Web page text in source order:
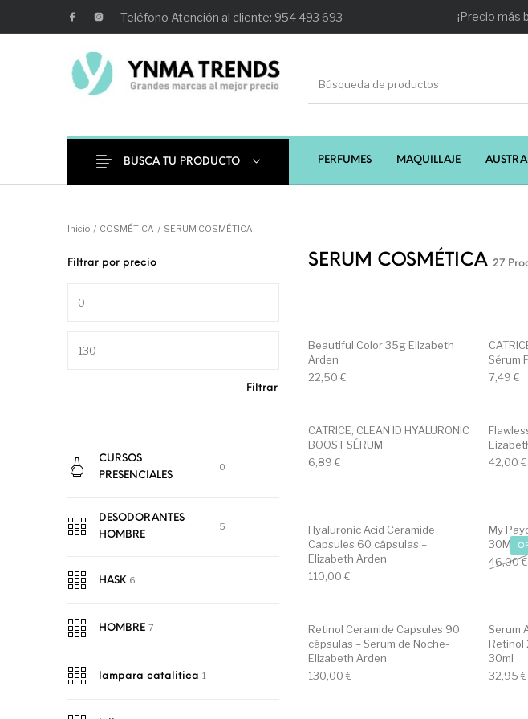
Teléfono Atención al cliente: 954 493 693 ¡Precio más
PERFUMES MAQUILLAJE
BUSCA TU PRODUCTO
AUSTRALIAN GOLD AUTOBRONCEADORES CABELLO
MAQUILLAJE Mobiliario Peluquería MODA
Inicio / COSMÉTICA / SERUM COSMÉTICA
Filtrar por precio
Filtrar
CURSOS
PRESENCIALES
0
DESODORANTES
HOMBRE
5
HASK 6
HOMBRE 7
lampara catalitica 1
SERUM COSMÉTICA 27
Beautiful Color 35g Elizabeth
Arden
22,50€
Sérum
7,49€
CATRICE, CLEAN ID HYALURONIC
BOOST SÉRUM
6,89€
42,00€
Hyaluronic Acid Ceramide
Capsules 60 cápsulas –
Elizabeth Arden
110,00€
My
30Ml
46,00€
Retinol Ceramide Capsules 90
cápsulas – Serum de Noche-
Elizabeth Arden
130,00€
Serum
Retinol
30ml
32,95€